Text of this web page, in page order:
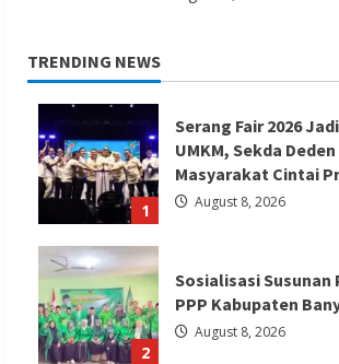
TRENDING NEWS
1
Serang Fair 2026
UMKM, Sekda
Masyarakat Cintai
August 8, 2026
2
Sosialisasi Susunan
PPP Kabupaten
August 8, 2026